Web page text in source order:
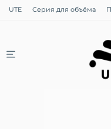
UTE Серия для объёма